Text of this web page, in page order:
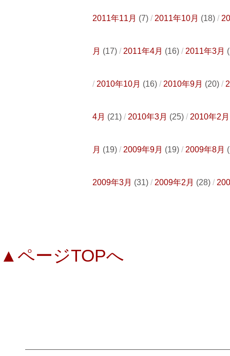
2011年11月 (7) 2011年10月 (18)
月 (17) 2011年4月 (16) 2011年3月
2010年10月 (16) 2010年9月 (20)
4月 (21) 2010年3月 (25) 2010年2月
月 (19) 2009年9月 (19) 2009年8月
2009年3月 (31) 2009年2月 (28)
▲ページTOPへ